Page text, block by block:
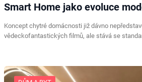
Smart Home jako evoluce
Koncept chytré domácnosti již dávno
vědeckofantastických filmů, ale stává se